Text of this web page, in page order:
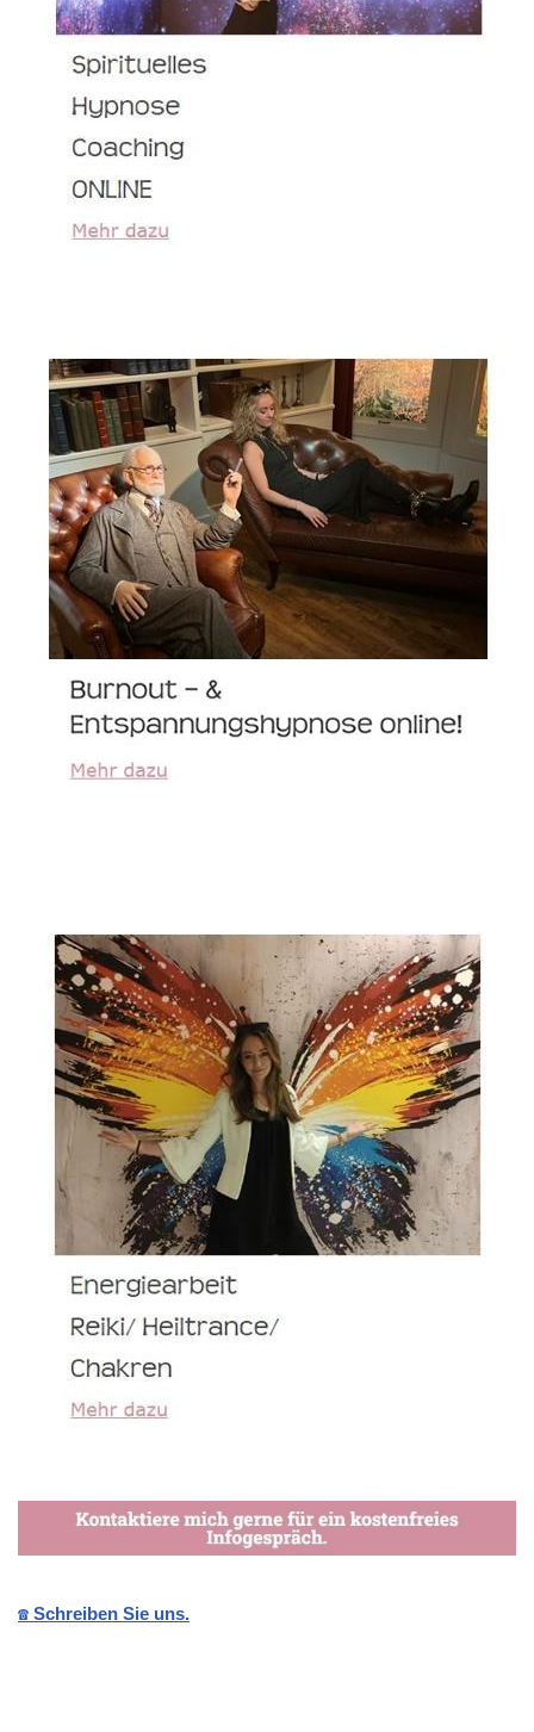
☎️ Schreiben Sie uns.